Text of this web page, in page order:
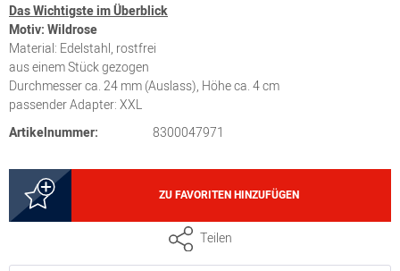
Das Wichtigste im Überblick
Motiv: Wildrose
Material: Edelstahl, rostfrei
aus einem Stück gezogen
Durchmesser ca. 24 mm (Auslass), Höhe ca. 4 cm
passender Adapter: XXL
Artikelnummer:
8300047971
ZU FAVORITEN HINZUFÜGEN
Teilen